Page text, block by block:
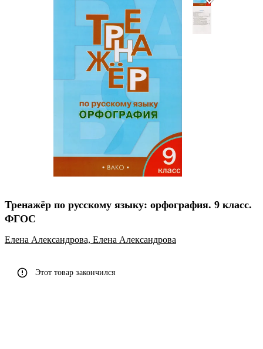
Тренажёр по русскому языку: орфография. 9 класс.
ФГОС
Елена Александрова, Елена Александрова
Этот товар закончился